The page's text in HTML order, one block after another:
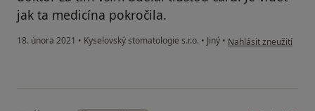
jak ta medicína pokročila.
18. února 2021 • Kyselovský stomatologie s.r.o. • Jiný • podle názoru
Nahlásit zneužití